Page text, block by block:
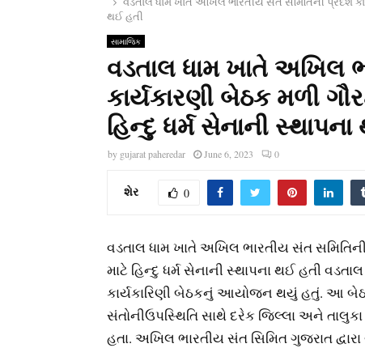
થઈ હતી
સામાજિક
વડતાલ ધામ ખાતે અખિલ
કાર્યકારણી બેઠક મળી
હિન્દુ ધર્મ સેનાની
by gujarat paheredar June 6, 2023 0
શેર 0
વડતાલ ધામ ખાતે અખિલ ભારતીય સંત સમિતિની
માટે હિન્દુ ધર્મ સેનાની સ્થાપના થઈ હતી
કાર્યકારિણી બેઠકનું આયોજન થયું હતું. આ
સંતોનીઉપસ્થિતિ સાથે દરેક જિલ્લા અને
હતા. અખિલ ભારતીય સંત સિમિત ગુજરાત દ્વારા